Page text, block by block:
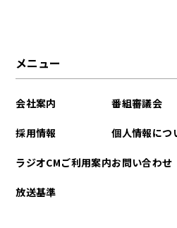
メニュー
会社案内
採用情報
ラジオCMご利用案内
放送基準
番組審議会
個人情報につ
お問い合わせ